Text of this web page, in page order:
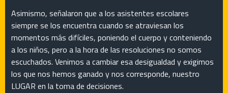
Asimismo, señalaron que a los asistentes escolares
siempre se los encuentra cuando se atraviesan los
momentos más difíciles, poniendo el cuerpo y conteniendo
a los niños, pero a la hora de las resoluciones no somos
escuchados. Venimos a cambiar esa desigualdad y exigimos
los que nos hemos ganado y nos corresponde, nuestro
LUGAR en la toma de decisiones.